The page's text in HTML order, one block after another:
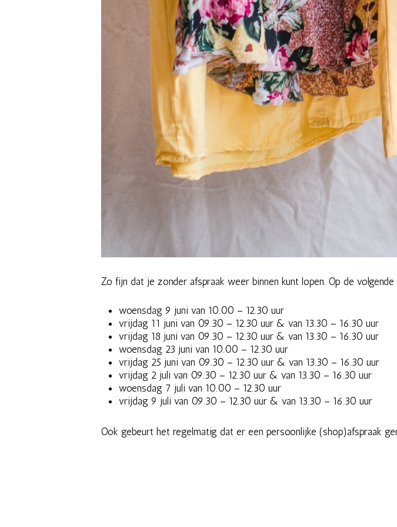
Zo fijn dat je zonder afspraak weer binnen kunt lopen. Op de
woensdag 9 juni van 10.00 – 12.30 uur
vrijdag 11 juni van 09.30 – 12.30 uur & van 13.30 – 16.30 uur
vrijdag 18 juni van 09.30 – 12.30 uur & van 13.30 – 16.30 uur
woensdag 23 juni van 10.00 – 12.30 uur
vrijdag 25 juni van 09.30 – 12.30 uur & van 13.30 – 16.30 uur
vrijdag 2 juli van 09.30 – 12.30 uur & van 13.30 – 16.30 uur
woensdag 7 juli van 10.00 – 12.30 uur
vrijdag 9 juli van 09.30 – 12.30 uur & van 13.30 – 16.30 uur
Ook gebeurt het regelmatig dat er een persoonlijke (shop)afspraak